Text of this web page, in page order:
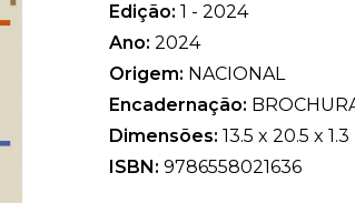
Edição: 1 - 2024
Ano: 2024
Origem: NACIONAL
Encadernação:
Dimensões: 13.5 x 20.5 x 1.3
ISBN: 9786558021636